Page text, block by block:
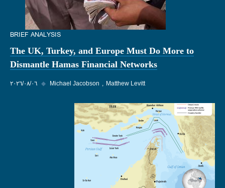
BRIEF ANALYSIS
The UK, Turkey, and Europe Must Do More to
Dismantle Hamas Financial Networks
٠٦‏/٠٨‏/٢٠٢٦ ◆ Michael Jacobson Matthew Levitt